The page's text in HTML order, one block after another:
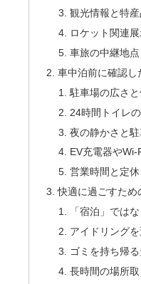
観光情報と特
ロケット関連
車旅の中継地
車中泊前に確認し
駐車場の広さ
24時間トイレ
夜の静かさと
EV充電器や
営業時間と定
快適に過ごすため
「宿泊」では
アイドリング
ゴミを持ち帰
長時間の場所